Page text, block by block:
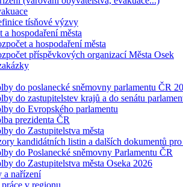
tísňové výzvy
a hospodaření města
a hospodaření města
příspěvkových organizací Města Osek
do poslanecké sněmovny parlamentu ČR
do zastupitelstev krajů a do senátu
do Evropského parlamentu
prezidenta ČR
do Zastupitelstva města
kandidátních listin a dalších dokumentů
do Poslanecké sněmovny Parlamentu ČR
do Zastupitelstva města Oseka 2026
a nařízení
v regionu